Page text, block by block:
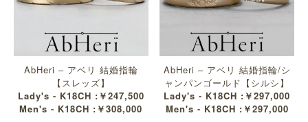
AbHeri – アベリ 結婚指輪
【スレッズ】
Lady's - K18CH :￥247,500
Men's - K18CH :￥308,000
AbHeri – アベリ 結婚指輪/シ
ャンパンゴールド【シルシ】
Lady's - K18CH :￥297,000
Men's - K18CH :￥297,000